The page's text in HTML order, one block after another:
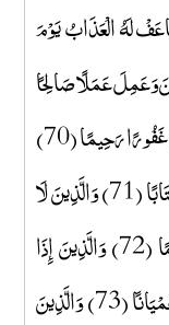
ذَلِكَ يَلْقَ أَثَامًا (68) يُضَاعَفْ لَهُ الْعَذَابُ يَوْمَ
مَنْ تَابَ وَآمَنَ وَعَمِلَ عَمَلًا صَالِحًا
فَأُولَئِكَ يُبَدِّلُ اللَّهُ سَيِّئَاتِهِمْ حَسَنَاتٍ وَكَانَ اللَّهُ غَفُورًا رَحِيمًا (70)
وَمَنْ تَابَ وَعَمِلَ صَالِحًا فَإِنَّهُ يَتُوبُ إِلَى اللَّهِ مَتَابًا (71) وَالَّذِينَ لَا
يَشْهَدُونَ الزُّورَ وَإِذَا مَرُّوا بِاللَّغْوِ مَرُّوا كِرَامًا (72) وَالَّذِينَ إِذَا
ذُكِّرُوا بِآيَاتِ رَبِّهِمْ لَمْ يَخِرُّوا عَلَيْهَا صُمًّا وَعُمْيَانًا (73) وَالَّذِينَ